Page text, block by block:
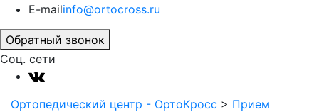
E-mailinfo@ortocross.ru
Обратный звонок
Соц. сети
Ортопедический центр - ОртоКросс > Прием